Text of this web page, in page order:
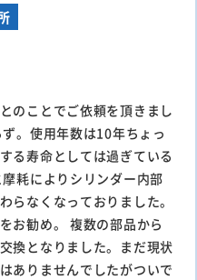
のことでご依頼を頂きまし
。使用年数は10年ちょっ
る寿命としては過ぎている
耗によりシリンダー内部
らなくなっておりました。
お勧め。 複数の部品から
換となりました。まだ現状
ありませんでしたがついで